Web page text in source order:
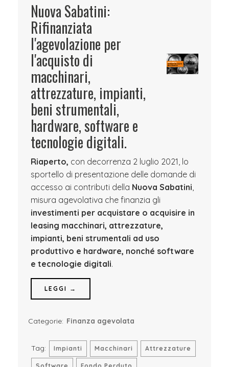
Nuova Sabatini:
Rifinanziata
l'agevolazione per
l'acquisto di
macchinari,
attrezzature, impianti,
beni strumentali,
hardware, software e
tecnologie digitali.
Riaperto, con decorrenza 2 luglio 2021, lo
sportello di presentazione delle domande di
accesso ai contributi della Nuova Sabatini,
misura agevolativa che finanzia gli
investimenti per acquistare o acquisire in
leasing macchinari, attrezzature,
impianti, beni strumentali ad uso
produttivo e hardware, nonché software
e tecnologie digitali.
LEGGI →
Categorie: Finanza agevolata
Tag: Impianti Macchinari Attrezzature